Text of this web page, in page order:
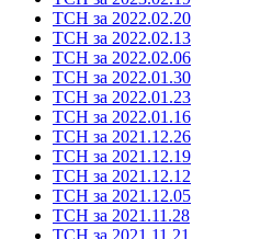
ТСН за 2022.02.20
ТСН за 2022.02.13
ТСН за 2022.02.06
ТСН за 2022.01.30
ТСН за 2022.01.23
ТСН за 2022.01.16
ТСН за 2021.12.26
ТСН за 2021.12.19
ТСН за 2021.12.12
ТСН за 2021.12.05
ТСН за 2021.11.28
ТСН за 2021.11.21